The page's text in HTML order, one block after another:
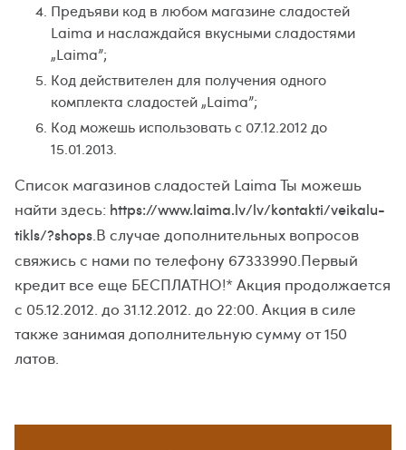
Предъяви код в любом магазине сладостей
Laima и наслаждайся вкусными сладостями
„Laima”;
Код действителен для получения одного
комплекта сладостей „Laima”;
Код можешь использовать с 07.12.2012 до
15.01.2013.
Список магазинов сладостей Laima Ты можешь
найти здесь: https://www.laima.lv/lv/kontakti/veikalu-
tikls/?shops.В случае дополнительных вопросов
свяжись с нами по телефону 67333990.Первый
кредит все еще БЕСПЛАТНО!* Акция продолжается
с 05.12.2012. до 31.12.2012. до 22:00. Акция в силе
также занимая дополнительную сумму от 150
латов.